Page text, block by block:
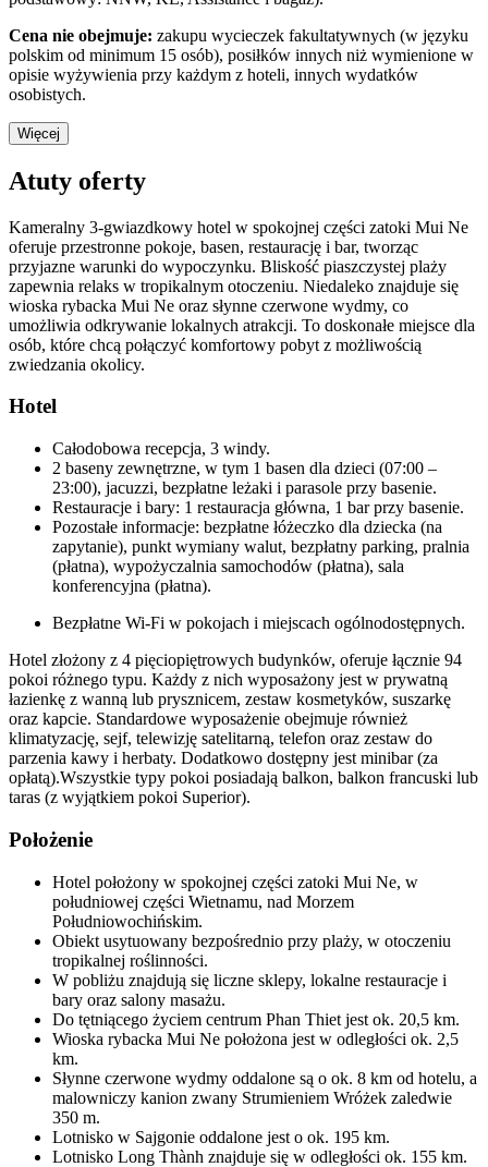
Cena nie obejmuje: zakupu wycieczek fakultatywnych (w języku
polskim od minimum 15 osób), posiłków innych niż wymienione w
opisie wyżywienia przy każdym z hoteli, innych wydatków
osobistych.
Więcej
Atuty oferty
Kameralny 3-gwiazdkowy hotel w spokojnej części zatoki Mui Ne
oferuje przestronne pokoje, basen, restaurację i bar, tworząc
przyjazne warunki do wypoczynku. Bliskość piaszczystej plaży
zapewnia relaks w tropikalnym otoczeniu. Niedaleko znajduje się
wioska rybacka Mui Ne oraz słynne czerwone wydmy, co
umożliwia odkrywanie lokalnych atrakcji. To doskonałe miejsce dla
osób, które chcą połączyć komfortowy pobyt z możliwością
zwiedzania okolicy.
Hotel
Całodobowa recepcja, 3 windy.
2 baseny zewnętrzne, w tym 1 basen dla dzieci (07:00 –
23:00), jacuzzi, bezpłatne leżaki i parasole przy basenie.
Restauracje i bary: 1 restauracja główna, 1 bar przy basenie.
Pozostałe informacje: bezpłatne łóżeczko dla dziecka (na
zapytanie), punkt wymiany walut, bezpłatny parking, pralnia
(płatna), wypożyczalnia samochodów (płatna), sala
konferencyjna (płatna).
Bezpłatne Wi-Fi w pokojach i miejscach ogólnodostępnych.
Hotel złożony z 4 pięciopiętrowych budynków, oferuje łącznie 94
pokoi różnego typu. Każdy z nich wyposażony jest w prywatną
łazienkę z wanną lub prysznicem, zestaw kosmetyków, suszarkę
oraz kapcie. Standardowe wyposażenie obejmuje również
klimatyzację, sejf, telewizję satelitarną, telefon oraz zestaw do
parzenia kawy i herbaty. Dodatkowo dostępny jest minibar (za
opłatą).Wszystkie typy pokoi posiadają balkon, balkon francuski lub
taras (z wyjątkiem pokoi Superior).
Położenie
Hotel położony w spokojnej części zatoki Mui Ne, w
południowej części Wietnamu, nad Morzem
Południowochińskim.
Obiekt usytuowany bezpośrednio przy plaży, w otoczeniu
tropikalnej roślinności.
W pobliżu znajdują się liczne sklepy, lokalne restauracje i
bary oraz salony masażu.
Do tętniącego życiem centrum Phan Thiet jest ok. 20,5 km.
Wioska rybacka Mui Ne położona jest w odległości ok. 2,5
km.
Słynne czerwone wydmy oddalone są o ok. 8 km od hotelu, a
malowniczy kanion zwany Strumieniem Wróżek zaledwie
350 m.
Lotnisko w Sajgonie oddalone jest o ok. 195 km.
Lotnisko Long Thành znajduje się w odległości ok. 155 km.